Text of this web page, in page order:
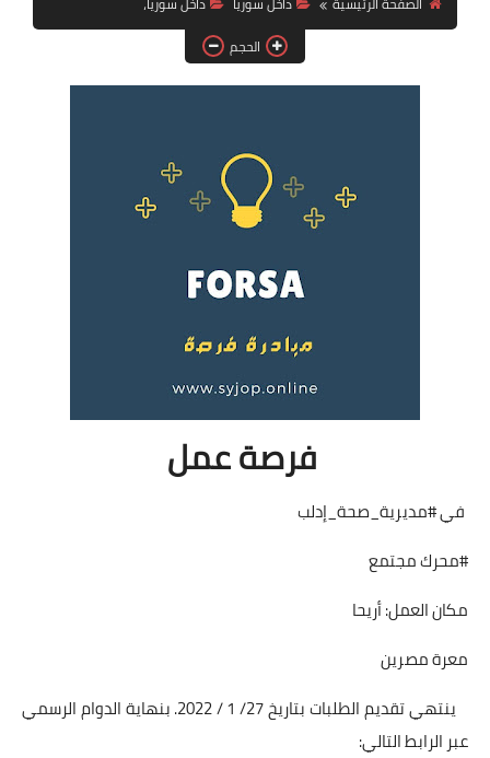
فرص عمل في العراق
فرص عمل في اليمن
دورات تدريبية
الحجم
فرصة عمل
في #مديرية_صحة_إدلب
#محرك مجتمع
مكان العمل: أريحا
معرة مصرين
ينتهي تقديم الطلبات بتاريخ 27/ 1 / 2022. بنهاية الدوام الرسمي
عبر الرابط التالي: